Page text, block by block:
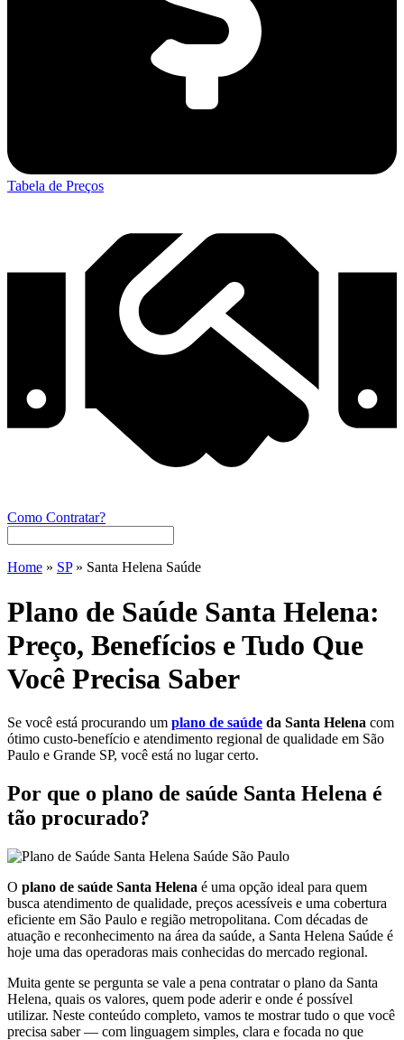
Tabela de Preços
Como Contratar?
Home » SP» Santa Helena Saúde
Plano de Saúde Santa Helena:
Preço, Benefícios e Tudo Que
Você Precisa Saber
Se você está procurando um plano de saúde da Santa Helena com
ótimo custo-benefício e atendimento regional de qualidade em São
Paulo e Grande SP, você está no lugar certo.
Por que o plano de saúde Santa Helena é
tão procurado?
O plano de saúde Santa Helena é uma opção ideal para quem
busca atendimento de qualidade, preços acessíveis e uma cobertura
eficiente em São Paulo e região metropolitana. Com décadas de
atuação e reconhecimento na área da saúde, a Santa Helena Saúde é
hoje uma das operadoras mais conhecidas do mercado regional.
Muita gente se pergunta se vale a pena contratar o plano da Santa
Helena, quais os valores, quem pode aderir e onde é possível
utilizar. Neste conteúdo completo, vamos te mostrar tudo o que você
precisa saber — com linguagem simples, clara e focada no que